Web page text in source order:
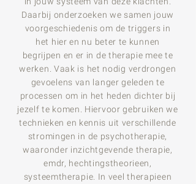
Daarbij onderzoeken we samen jouw
voorgeschiedenis om de triggers in
het hier en nu beter te kunnen
begrijpen en er in de therapie mee te
werken. Vaak is het nodig verdrongen
gevoelens van langer geleden te
processen om in het heden dichter bij
jezelf te komen. Hiervoor gebruiken we
technieken en kennis uit verschillende
stromingen in de psychotherapie,
waaronder inzichtgevende therapie,
emdr, hechtingstheorieen,
systeemtherapie. In veel therapieen